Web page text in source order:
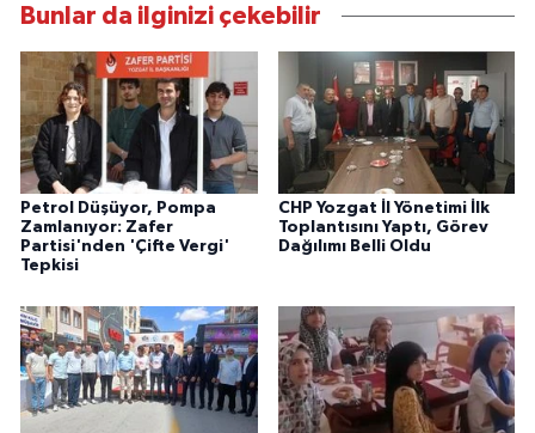
Bunlar da ilginizi çekebilir
Petrol Düşüyor, Pompa
Zamlanıyor: Zafer
Partisi'nden 'Çifte Vergi'
Tepkisi
CHP Yozgat İl Yönetimi İlk
Toplantısını Yaptı, Görev
Dağılımı Belli Oldu